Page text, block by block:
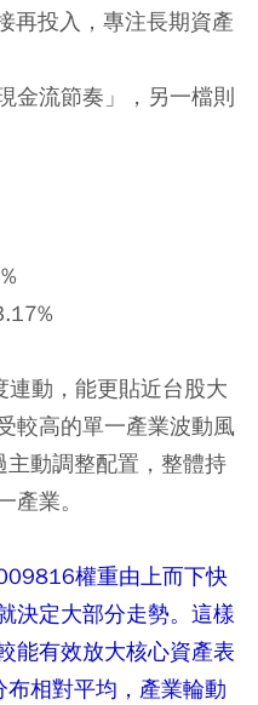
再投入，專注長期資產
金流節奏」，另一檔則
動，能更貼近台股大
較高的單一產業波動風
動調整配置，整體持
產業。
權重由上而下快
決定大部分走勢。這樣
能有效放大核心資產表
相對平均，產業輪動